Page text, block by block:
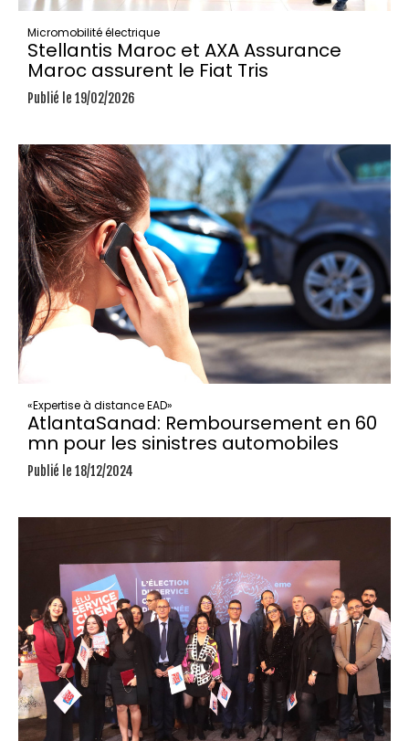
Micromobilité électrique
Stellantis Maroc et AXA Assurance
Maroc assurent le Fiat Tris
Publié le 19/02/2026
«Expertise à distance EAD»
AtlantaSanad: Remboursement en 60
mn pour les sinistres automobiles
Publié le 18/12/2024